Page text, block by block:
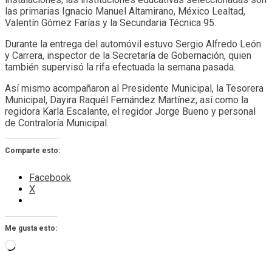
las primarias Ignacio Manuel Altamirano, México Lealtad,
Valentín Gómez Farías y la Secundaria Técnica 95.
Durante la entrega del automóvil estuvo Sergio Alfredo León
y Carrera, inspector de la Secretaría de Gobernación, quien
también supervisó la rifa efectuada la semana pasada.
Así mismo acompañaron al Presidente Municipal, la Tesorera
Municipal, Dayira Raquél Fernández Martínez, así como la
regidora Karla Escalante, el regidor Jorge Bueno y personal
de Contraloría Municipal.
Comparte esto:
Facebook
X
Me gusta esto:
Cargando...